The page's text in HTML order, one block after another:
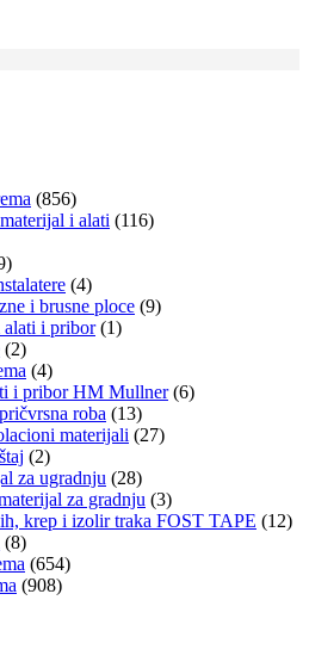
(856)
i alati (116)
(4)
i brusne ploce (9)
i pribor (1)
(2)
(4)
i pribor HM Mullner (6)
roba (13)
materijali (27)
(2)
za ugradnju (28)
za gradnju (3)
krep i izolir traka FOST TAPE (12)
(8)
(654)
(908)